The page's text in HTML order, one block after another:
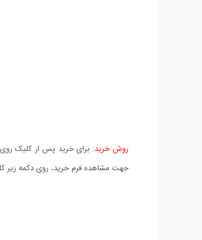
روش خرید: برای خرید پس از کلیک روی
جهت مشاهده فرم خرید، روی دکمه زیر